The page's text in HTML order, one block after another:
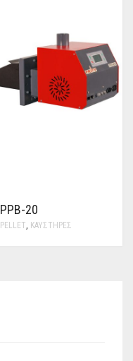
PPB-20
PELLET, ΚΑΥΣΤΉΡΕΣ